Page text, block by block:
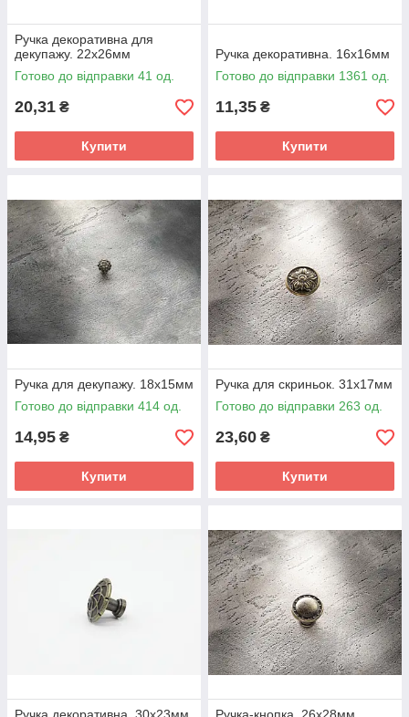
Ручка декоративна для
декупажу. 22х26мм
Готово до відправки 41 од.
20,31 ₴
Купити
Ручка декоративна. 16х16мм
Готово до відправки 1361 од.
11,35 ₴
Купити
Ручка для декупажу. 18х15мм
Готово до відправки 414 од.
14,95 ₴
Купити
Ручка для скриньок. 31х17мм
Готово до відправки 263 од.
23,60 ₴
Купити